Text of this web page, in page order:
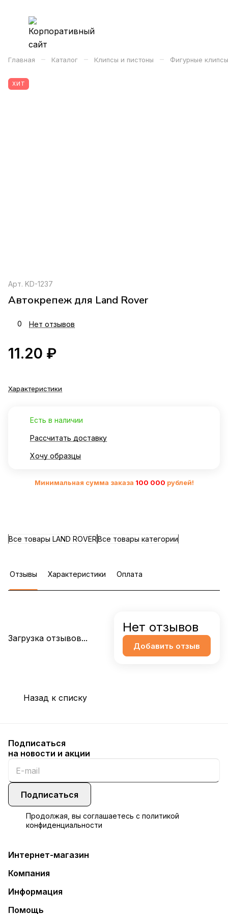
Главная – Каталог – Клипсы и пистоны – Фигурные
ХИТ
Арт. KD-1237
Автокрепеж для Land Rover
0 Нет отзывов
11.20 ₽
Характеристики
Есть в наличии
Рассчитать доставку
Хочу образцы
Минимальная сумма заказа 100 000 рублей!
Все товары LAND ROVERВсе товары категории
Отзывы Характеристики Оплата
Загрузка отзывов...
Нет отзывов
Добавить отзыв
Назад к списку
Подписаться
на новости и акции
Подписаться
Продолжая, вы соглашаетесь с политикой
конфиденциальности
Интернет-магазин
Компания
Информация
Помощь